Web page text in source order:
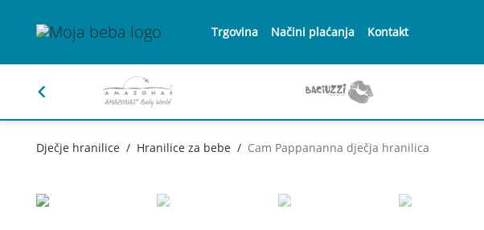
Trgovina Načini plaćanja Kontakt
Dječje hranilice Hranilice za bebe Cam Pappananna dječja hranilica